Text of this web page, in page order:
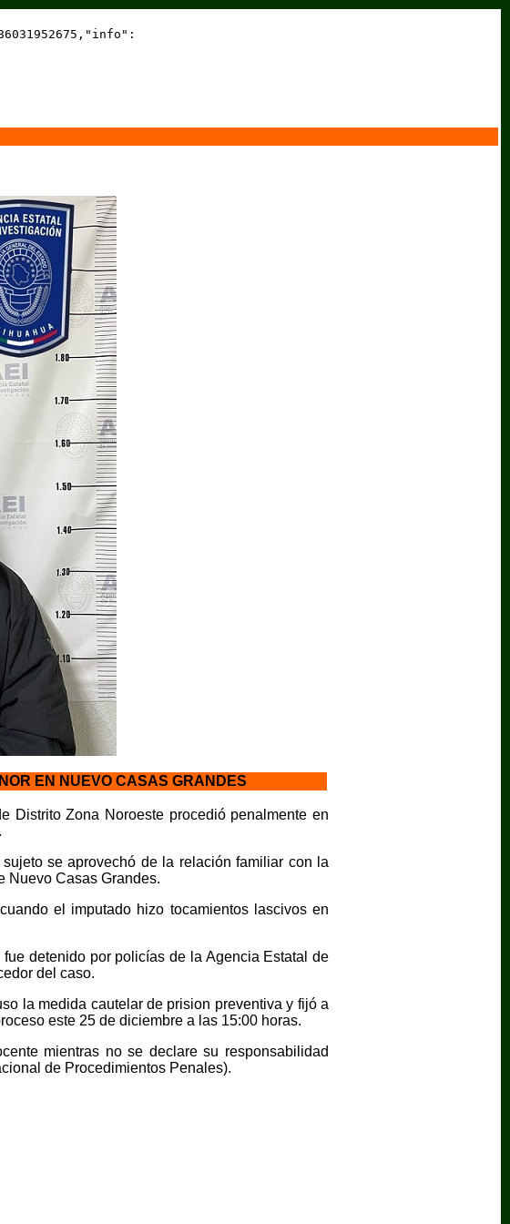
EN NUEVO CASAS GRANDES
Distrito Zona Noroeste procedió penalmente en
se aprovechó de la relación familiar con la
Nuevo Casas Grandes.
el imputado hizo tocamientos lascivos en
detenido por policías de la Agencia Estatal de
del caso.
la medida cautelar de prision preventiva y fijó a
este 25 de diciembre a las 15:00 horas.
mientras no se declare su responsabilidad
de Procedimientos Penales).